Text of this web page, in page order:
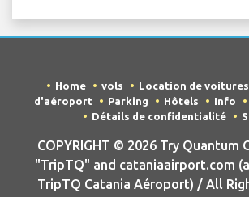
Home vols Location de voitures
d'aéroport
Parking Hôtels Info
Détails de confidentialité
COPYRIGHT © 2026 Try Quantum
"TripTQ" and cataniaairport.com
TripTQ Catania Aéroport) / All